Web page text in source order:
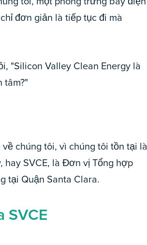
đơn giản là tiếp tục đi mà
"Silicon Valley Clean Energy là
tâm?"
chúng tôi, vì chúng tôi tồn tại là
hay SVCE, là Đơn vị Tổng hợp
tại Quận Santa Clara.
SVCE